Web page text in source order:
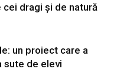
cei dragi și de natură
un proiect care a
sute de elevi